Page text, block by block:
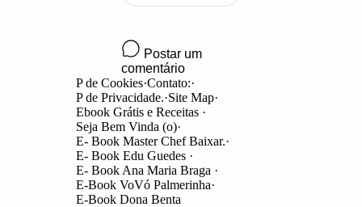
P de Cookies Contato:
P de Privacidade. Site Map
Ebook Grátis e Receitas
Seja Bem Vinda (o)
E- Book Master Chef Baixar.
E- Book Edu Guedes
E- Book Ana Maria Braga
E-Book VoVó Palmerinha
E-Book Dona Benta